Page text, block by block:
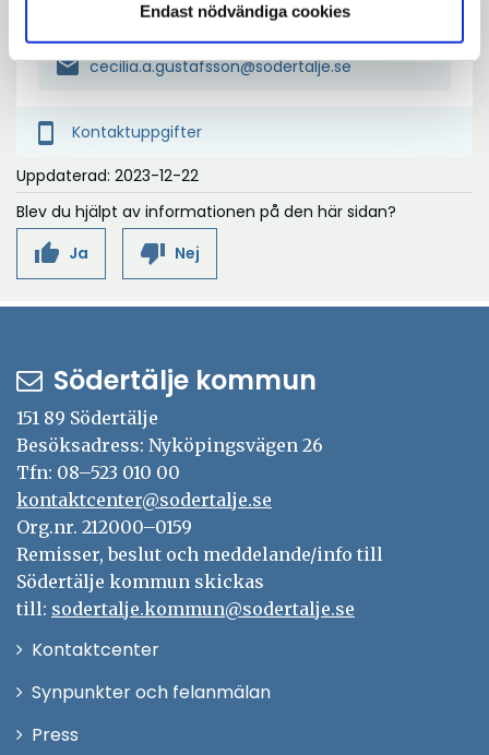
Endast nödvändiga cookies
08-523 060 81
mail cecilia.a.gustafsson@sodertalje.se
smartphone Kontaktuppgifter
Uppdaterad: 2023-12-22
Blev du hjälpt av informationen på den här sidan?
thumb_up Ja thumb_down Nej
Södertälje kommun
151 89 Södertälje
Besöksadress: Nyköpingsvägen 26
Tfn: 08–523 010 00
kontaktcenter@sodertalje.se
Org.nr. 212000–0159
Remisser, beslut och meddelande/info till
Södertälje kommun skickas
till: sodertalje.kommun@sodertalje.se
KontaktcenterÖppna
Synpunkter och felanmälan
Press